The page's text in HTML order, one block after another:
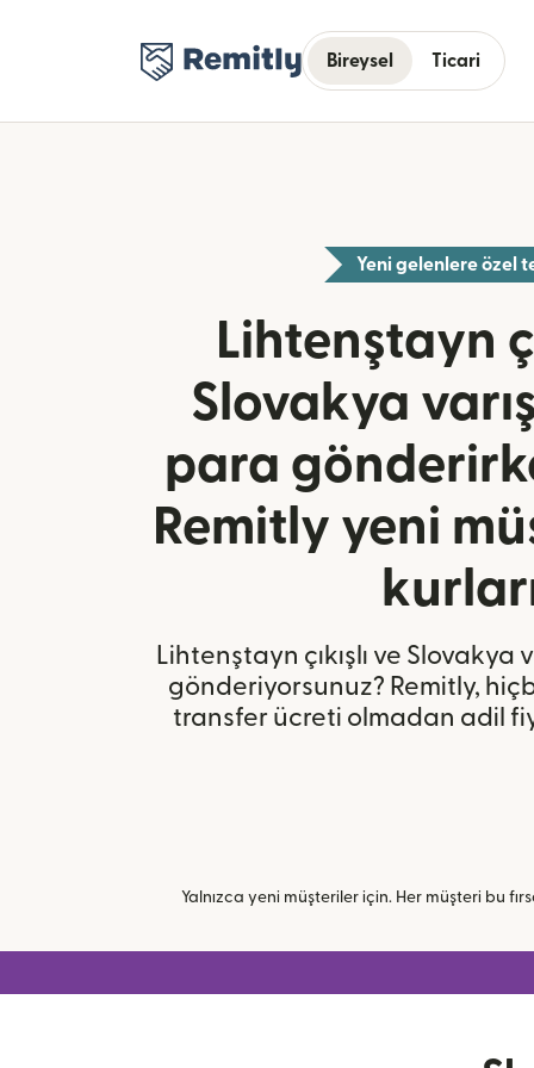
Bireysel Ticari
Yeni gelenlere özel
Lihtenştayn
Slovakya
para
Remitly yeni
Lihtenştayn çıkışlı ve Slovakya
gönderiyorsunuz? Remitly,
transfer ücreti olmadan adil
Yalnızca yeni müşteriler için. Her müşteri bu